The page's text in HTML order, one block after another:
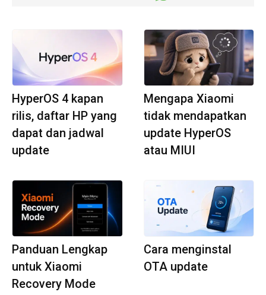
HyperOS 4 kapan
rilis, daftar HP yang
dapat dan jadwal
update
Mengapa Xiaomi
tidak mendapatkan
update HyperOS
atau MIUI
Panduan Lengkap
untuk Xiaomi
Recovery Mode
Cara menginstal
OTA update